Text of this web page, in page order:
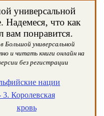
универсальной
Надемеся, что как
вам понравится.
Большой универсальной
и читать книги онлайн на
без регистрации
нации
3. Королевская
кровь